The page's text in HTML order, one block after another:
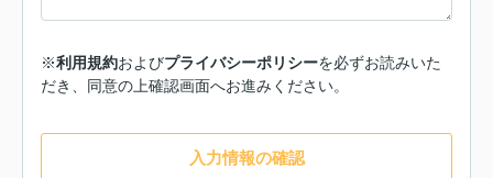
※利用規約およびプライバシーポリシーを必ずお読みいた
だき、同意の上確認画面へお進みください。
入力情報の確認